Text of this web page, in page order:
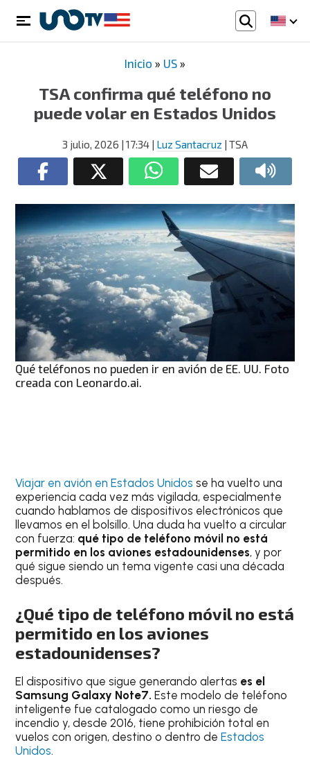
Inicio » US »
TSA confirma qué teléfono no
puede volar en Estados Unidos
3 julio, 2026 | 17:34 | Luz Santacruz | TSA
Qué teléfonos no pueden ir en avión de EE. UU. Foto
creada con Leonardo.ai.
Viajar en avión en Estados Unidos se ha vuelto una
experiencia cada vez más vigilada, especialmente
cuando hablamos de dispositivos electrónicos que
llevamos en el bolsillo. Una duda ha vuelto a circular
con fuerza: qué tipo de teléfono móvil no está
permitido en los aviones estadounidenses, y por
qué sigue siendo un tema vigente casi una década
después.
¿Qué tipo de teléfono móvil no está
permitido en los aviones
estadounidenses?
El dispositivo que sigue generando alertas es el
Samsung Galaxy Note7. Este modelo de teléfono
inteligente fue catalogado como un riesgo de
incendio y, desde 2016, tiene prohibición total en
vuelos con origen, destino o dentro deEstados
Unidos.